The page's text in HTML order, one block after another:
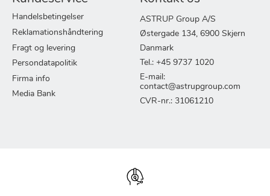
Handelsbetingelser
Reklamationshåndtering
Fragt og levering
Persondatapolitik
Firma info
Media Bank
ASTRUP Group A/S
Østergade 134, 6900 Skjern
Danmark
Tel.: +45 9737 1020
E-mail:
contact@astrupgroup.com
CVR-nr.: 31061210